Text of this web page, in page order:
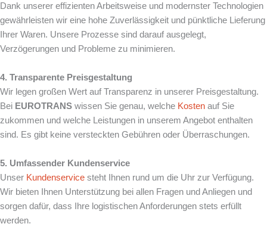
Dank unserer effizienten Arbeitsweise und modernster Technologien
gewährleisten wir eine hohe Zuverlässigkeit und pünktliche Lieferung
Ihrer Waren. Unsere Prozesse sind darauf ausgelegt,
Verzögerungen und Probleme zu minimieren.
4. Transparente Preisgestaltung
Wir legen großen Wert auf Transparenz in unserer Preisgestaltung.
Bei EUROTRANS wissen Sie genau, welche Kosten auf Sie
zukommen und welche Leistungen in unserem Angebot enthalten
sind. Es gibt keine versteckten Gebühren oder Überraschungen.
5. Umfassender Kundenservice
Unser Kundenservice steht Ihnen rund um die Uhr zur Verfügung.
Wir bieten Ihnen Unterstützung bei allen Fragen und Anliegen und
sorgen dafür, dass Ihre logistischen Anforderungen stets erfüllt
werden.